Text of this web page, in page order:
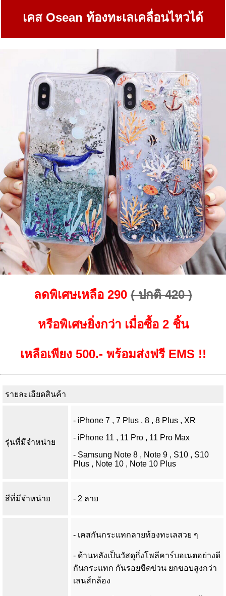
เคส Osean ท้องทะเลเคลื่อนไหวได้
ลดพิเศษเหลือ 290 ( ปกติ 420 )
หรือพิเศษยิ่งกว่า เมื่อซื้อ 2 ชิ้น
เหลือเพียง 500.- พร้อมส่งฟรี EMS !!
รายละเอียดสินค้า
รุ่นที่มีจำหน่าย
- iPhone 7 , 7 Plus , 8 , 8 Plus , XR
- iPhone 11 , 11 Pro , 11 Pro Max
- Samsung Note 8 , Note 9 , S10 , S10
Plus , Note 10 , Note 10 Plus
สีที่มีจำหน่าย - 2 ลาย
- เคสกันกระแทกลายท้องทะเลสวย ๆ
- ด้านหลังเป็นวัสดุกึ่งโพลีคาร์บอเนตอย่างดี
กันกระแทก กันรอยขีดข่วน ยกขอบสูงกว่า
เลนส์กล้อง